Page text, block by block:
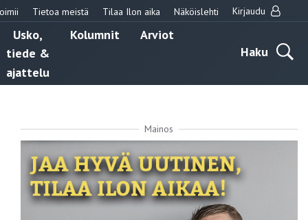
Tietoa meistä Tilaa Ilon aika Näköislehti Kirjaudu
Usko,
tiede &
ajattelu
Kolumnit
Arviot
Haku
Mainos